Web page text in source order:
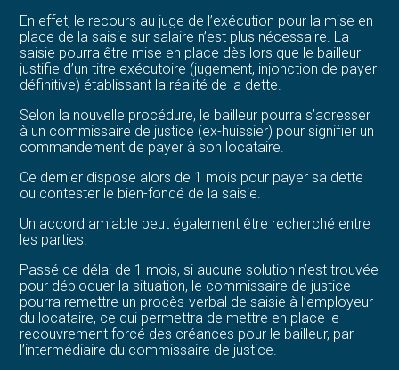
En effet, le recours au juge de l’exécution pour la mise en
place de la saisie sur salaire n’est plus nécessaire. La
saisie pourra être mise en place dès lors que le bailleur
justifie d’un titre exécutoire (jugement, injonction de payer
définitive) établissant la réalité de la dette.
Selon la nouvelle procédure, le bailleur pourra s’adresser
à un commissaire de justice (ex-huissier) pour signifier un
commandement de payer à son locataire.
Ce dernier dispose alors de 1 mois pour payer sa dette
ou contester le bien-fondé de la saisie.
Un accord amiable peut également être recherché entre
les parties.
Passé ce délai de 1 mois, si aucune solution n’est trouvée
pour débloquer la situation, le commissaire de justice
pourra remettre un procès-verbal de saisie à l’employeur
du locataire, ce qui permettra de mettre en place le
recouvrement forcé des créances pour le bailleur, par
l’intermédiaire du commissaire de justice.